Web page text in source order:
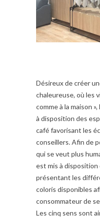
Désireux de créer
chaleureuse, où les
comme à la maison
à disposition des
café favorisant les
conseillers. Afin de
qui se veut plus
est mis à
présentant les
coloris disponibles
consommateur de
Les cinq sens sont